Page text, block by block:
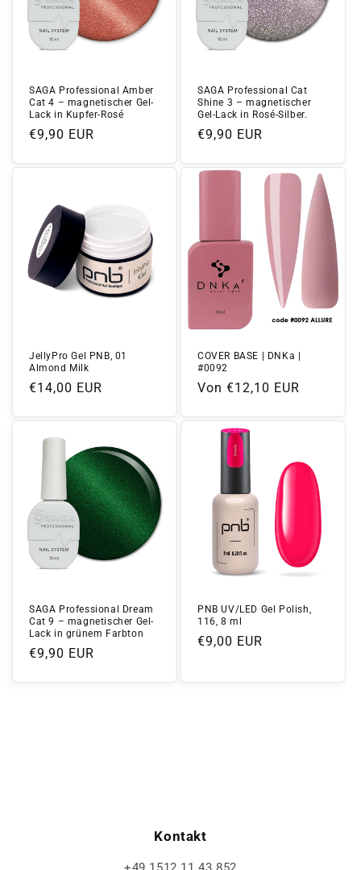
SAGA Professional Amber
Cat 4 – magnetischer Gel-
Lack in Kupfer-Rosé
Normaler
€9,90 EUR
SAGA Professional Cat
Shine 3 – magnetischer
Gel-Lack in Rosé-Silber.
Normaler
€9,90 EUR
JellyPro Gel PNB, 01
Almond Milk
Normaler
€14,00 EUR
COVER BASE | DNKa |
#0092
Normaler
Von €12,10 EUR
SAGA Professional Dream
Cat 9 – magnetischer Gel-
Lack in grünem Farbton
Normaler
€9,90 EUR
PNB UV/LED Gel Polish,
116, 8 ml
Normaler
€9,00 EUR
Kontakt